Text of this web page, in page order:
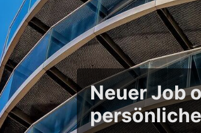
Neuer Job